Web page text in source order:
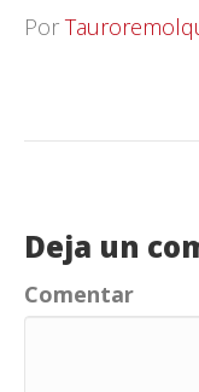
Por
Deja un
Comentar